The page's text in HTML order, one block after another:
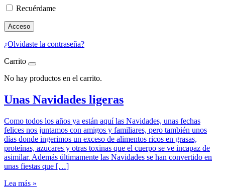
Recuérdame
Acceso
¿Olvidaste la contraseña?
Carrito
No hay productos en el carrito.
Unas Navidades ligeras
Como todos los años ya están aquí las Navidades, unas fechas
felices nos juntamos con amigos y familiares, pero también unos
días donde ingerimos un exceso de alimentos ricos en grasas,
proteínas, azucares y otras toxinas que el cuerpo se ve incapaz de
asimilar. Además últimamente las Navidades se han convertido en
unas fiestas que […]
Lea más »